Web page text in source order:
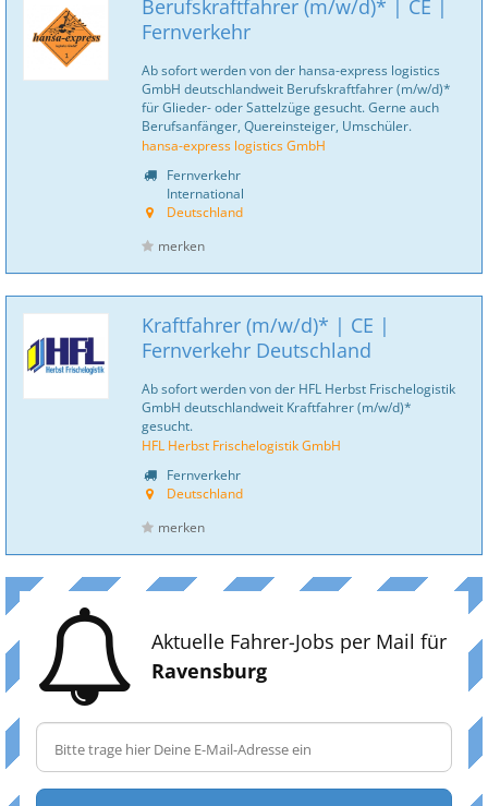
Berufskraftfahrer (m/w/d)* | CE |
Fernverkehr
Ab sofort werden von der hansa-express logistics
GmbH deutschlandweit Berufskraftfahrer (m/w/d)*
für Glieder- oder Sattelzüge gesucht. Gerne auch
Berufsanfänger, Quereinsteiger, Umschüler.
hansa-express logistics GmbH
Fernverkehr
International
Deutschland
merken
Kraftfahrer (m/w/d)* | CE |
Fernverkehr Deutschland
Ab sofort werden von der HFL Herbst Frischelogistik
GmbH deutschlandweit Kraftfahrer (m/w/d)*
gesucht.
HFL Herbst Frischelogistik GmbH
Fernverkehr
Deutschland
merken
Aktuelle Fahrer-Jobs per Mail für
Ravensburg